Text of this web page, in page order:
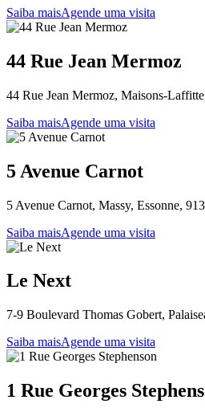
Saiba maisAgende uma visita
44 Rue Jean Mermoz
44 Rue Jean Mermoz, Maisons-
Saiba maisAgende uma visita
5 Avenue Carnot
5 Avenue Carnot, Massy, Essonne,
Saiba maisAgende uma visita
Le Next
7-9 Boulevard Thomas Gobert,
Saiba maisAgende uma visita
1 Rue Georges